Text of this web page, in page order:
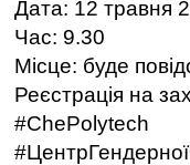
Дата: 12 травня
Час: 9.30
Місце: буде
Реєстрація на
#ChePolytech